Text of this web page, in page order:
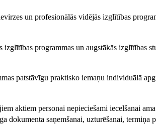
un profesionālās vidējās izglītības
programmas un augstākās izglītības
patstāvīgu praktisko iemaņu individuālā
aktiem personai nepieciešami iecelšanai
saņemšanai, uzturēšanai, termiņa